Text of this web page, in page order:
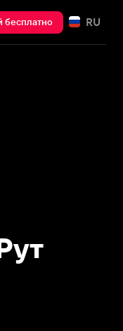
бесплатно RU